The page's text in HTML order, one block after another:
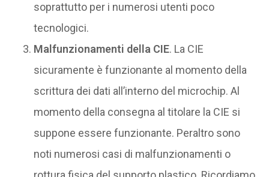
soprattutto per i numerosi utenti poco
tecnologici.
Malfunzionamenti della CIE. La CIE
sicuramente è funzionante al momento della
scrittura dei dati all’interno del microchip. Al
momento della consegna al titolare la CIE si
suppone essere funzionante. Peraltro sono
noti numerosi casi di malfunzionamenti o